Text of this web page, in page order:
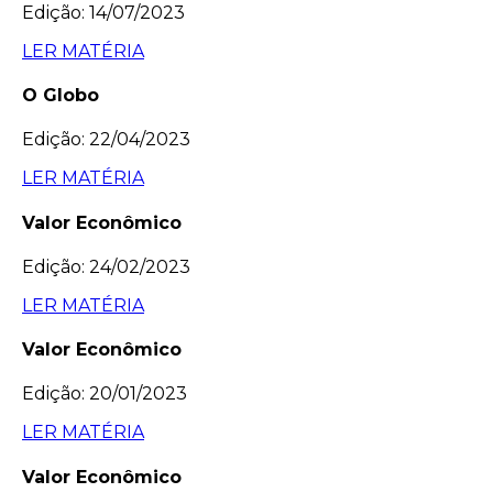
Edição: 14/07/2023
LER MATÉRIA
O Globo
Edição: 22/04/2023
LER MATÉRIA
Valor Econômico
Edição: 24/02/2023
LER MATÉRIA
Valor Econômico
Edição: 20/01/2023
LER MATÉRIA
Valor Econômico